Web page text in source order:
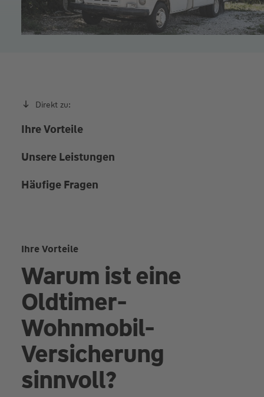
Direkt zu:
Ihre Vorteile
Unsere Leistungen
Häufige Fragen
Ihre Vorteile
Warum ist eine
Oldtimer-
Wohnmobil-
Versicherung
sinnvoll?